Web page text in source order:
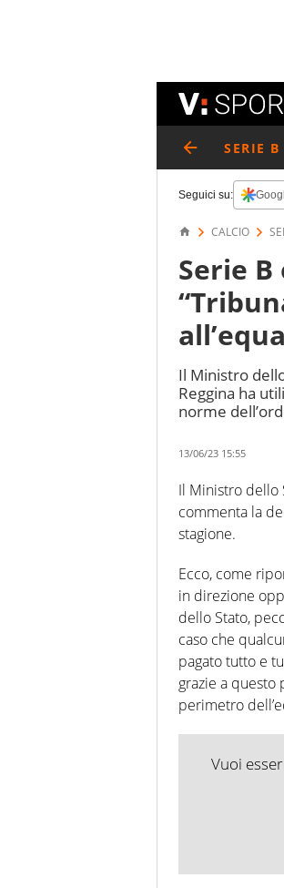
SERIE B
Seguici su:
CALCIO
Serie
Il Ministro
Reggina ha
norme
13/06/23 15:55
Il Ministro dello
commenta la
stagione.
Ecco, come
in direzione
dello Stato,
caso che
pagato tutto e
grazie a questo
perimetro
Vuoi